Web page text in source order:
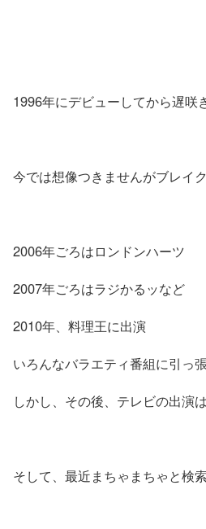
1996年にデビューしてから遅咲
今では想像つきませんがブレイ
2006年ごろはロンドンハーツ
2007年ごろはラジかるッなど
2010年、料理王に出演
いろんなバラエティ番組に引っ
しかし、その後、テレビの出演
そして、最近まちゃまちゃと検